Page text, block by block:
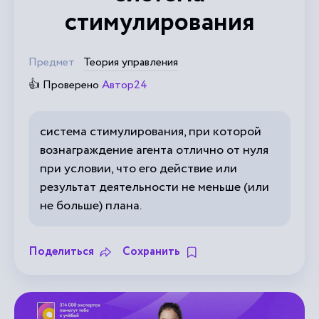
стимулирования
Предмет
Теория управления
👍 Проверено Автор24
система стимулирования, при которой
вознаграждение агента отлично от нуля
при условии, что его действие или
результат деятельности не меньше (или
не больше) плана.
Поделиться Сохранить